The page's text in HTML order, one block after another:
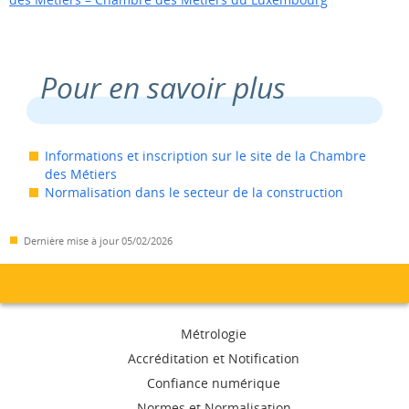
Pour en savoir plus
Informations et inscription sur le site de la Chambre
des Métiers
Normalisation dans le secteur de la construction
Dernière mise à jour05/02/2026
Métrologie
Accréditation et Notification
Confiance numérique